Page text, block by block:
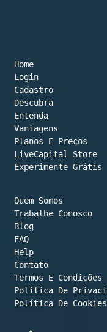
Home
Login
Cadastro
Descubra
Entenda
Vantagens
Planos E Preços
LiveCapital Store
Experimente Grátis
Quem Somos
Trabalhe Conosco
Blog
FAQ
Help
Contato
Termos E Condições
Política De Cookies